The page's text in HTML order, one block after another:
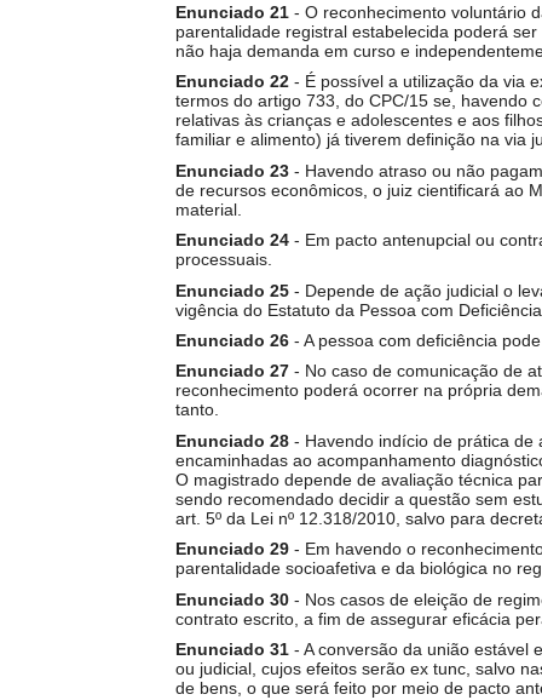
Enunciado 21 - O reconhecimento voluntário
parentalidade registral estabelecida poderá
não haja demanda em curso e
Enunciado 22 - É possível a utilização da via
termos do artigo 733, do CPC/15 se, havendo
relativas às crianças e adolescentes e aos
familiar e alimento) já tiverem definição na via
Enunciado 23 - Havendo atraso ou não
de recursos econômicos, o juiz cientificará ao
material.
Enunciado 24 - Em pacto antenupcial ou
processuais.
Enunciado 25 - Depende de ação judicial o
vigência do Estatuto da Pessoa com
Enunciado 26 - A pessoa com deficiência
Enunciado 27 - No caso de comunicação de
reconhecimento poderá ocorrer na própria
tanto.
Enunciado 28 - Havendo indício de prática de
encaminhadas ao acompanhamento
O magistrado depende de avaliação técnica
sendo recomendado decidir a questão sem
art. 5º da Lei nº 12.318/2010, salvo para
Enunciado 29 - Em havendo o
parentalidade socioafetiva e da biológica no
Enunciado 30 - Nos casos de eleição de
contrato escrito, a fim de assegurar eficácia
Enunciado 31 - A conversão da união estável
ou judicial, cujos efeitos serão ex tunc, salvo
de bens, o que será feito por meio de pacto